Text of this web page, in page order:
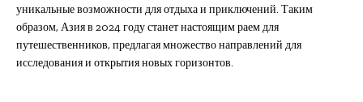
уникальные возможности для отдыха и приключений. Таким
образом, Азия в 2024 году станет настоящим раем для
путешественников, предлагая множество направлений для
исследования и открытия новых горизонтов.